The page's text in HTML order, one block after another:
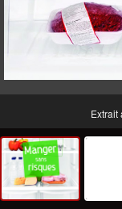
Extrait